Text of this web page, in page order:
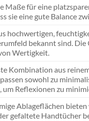
Maße für eine
sie eine gute Balance
hochwertigen,
bekannt sind.
Wertigkeit.
Kombination aus
sowohl zu
um Reflexionen zu
Ablageflächen
gefaltete Handtücher